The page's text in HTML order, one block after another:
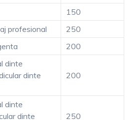
150
profesional
250
200
dinte
dinte
200
dinte
dinte
250